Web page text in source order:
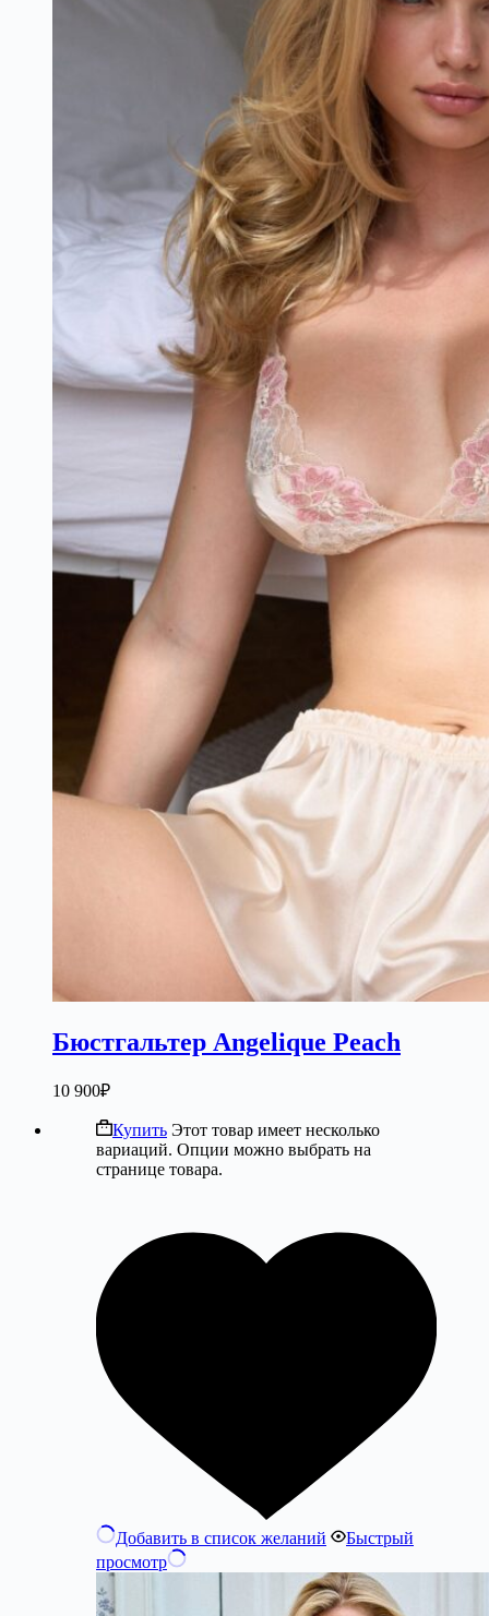
Бюстгальтер Angelique Peach
10 900₽
Купить Этот товар имеет несколько
вариаций. Опции можно выбрать на
странице товара.
Добавить в список желаний
Быстрый
просмотр